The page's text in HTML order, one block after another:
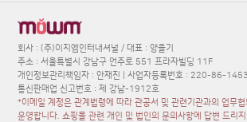
회사 : (주)이지엠인터내셔널 / 대표 : 양을기
주소 : 서울특별시 강남구 언주로 551 프라자빌딩 11F
개인정보관리책임자 : 안재진 | 사업자등록번호 : 220-86-
통신판매업 신고번호 : 제 강남-1912호
*이메일 계정은 관계법령에 따라 관공서 및 관련기관과의 업무협
운영합니다. 쇼핑몰 관련 개인 및 법인의 문의사항에 답변 드리